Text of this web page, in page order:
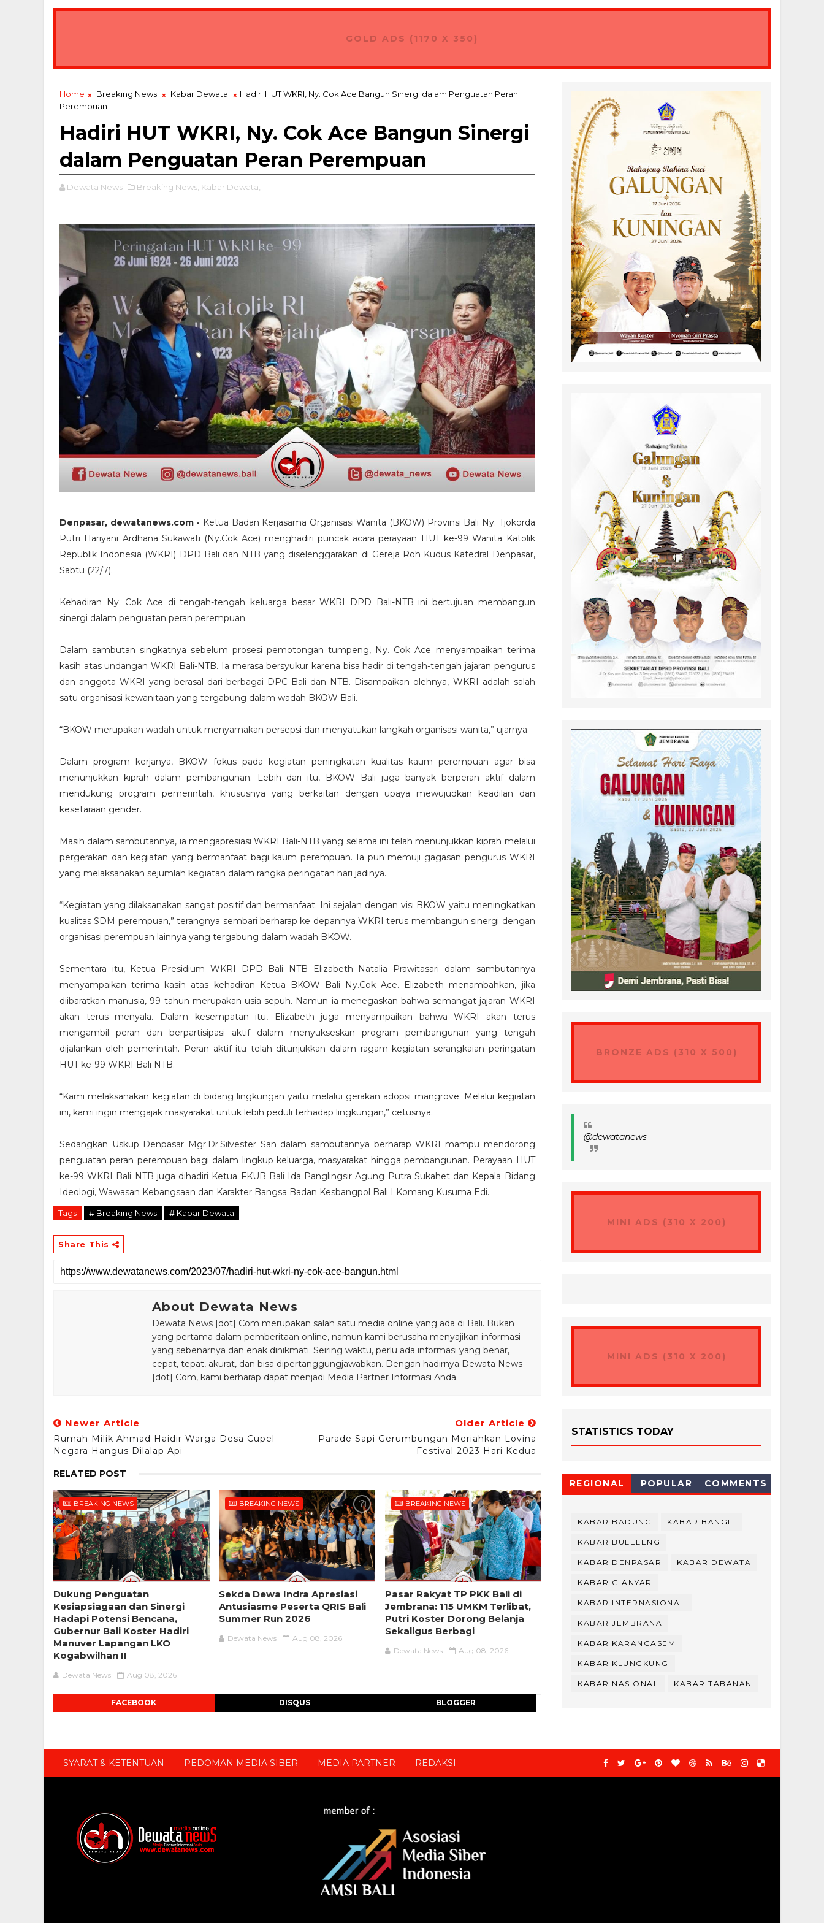
GOLD ADS (1170 X 350)
Home Breaking News Kabar Dewata
Hadiri HUT WKRI, Ny. Cok Ace Bangun Sinergi dalam Penguatan Peran
Perempuan
Hadiri HUT WKRI, Ny. Cok Ace Bangun Sinergi
dalam Penguatan Peran Perempuan
Dewata News Breaking News, Kabar Dewata,
Denpasar, dewatanews.com - Ketua Badan Kerjasama Organisasi Wanita (BKOW) Provinsi Bali Ny. Tjokorda
Putri Hariyani Ardhana Sukawati (Ny.Cok Ace) menghadiri puncak acara perayaan HUT ke-99 Wanita Katolik
Republik Indonesia (WKRI) DPD Bali dan NTB yang diselenggarakan di Gereja Roh Kudus Katedral Denpasar,
Sabtu (22/7).
Kehadiran Ny. Cok Ace di tengah-tengah keluarga besar WKRI DPD Bali-NTB ini bertujuan membangun
sinergi dalam penguatan peran perempuan.
Dalam sambutan singkatnya sebelum prosesi pemotongan tumpeng, Ny. Cok Ace menyampaikan terima
kasih atas undangan WKRI Bali-NTB. Ia merasa bersyukur karena bisa hadir di tengah-tengah jajaran pengurus
dan anggota WKRI yang berasal dari berbagai DPC Bali dan NTB. Disampaikan olehnya, WKRI adalah salah
satu organisasi kewanitaan yang tergabung dalam wadah BKOW Bali.
“BKOW merupakan wadah untuk menyamakan persepsi dan menyatukan langkah organisasi wanita,” ujarnya.
Dalam program kerjanya, BKOW fokus pada kegiatan peningkatan kualitas kaum perempuan agar bisa
menunjukkan kiprah dalam pembangunan. Lebih dari itu, BKOW Bali juga banyak berperan aktif dalam
mendukung program pemerintah, khususnya yang berkaitan dengan upaya mewujudkan keadilan dan
kesetaraan gender.
Masih dalam sambutannya, ia mengapresiasi WKRI Bali-NTB yang selama ini telah menunjukkan kiprah melalui
pergerakan dan kegiatan yang bermanfaat bagi kaum perempuan. Ia pun memuji gagasan pengurus WKRI
yang melaksanakan sejumlah kegiatan dalam rangka peringatan hari jadinya.
“Kegiatan yang dilaksanakan sangat positif dan bermanfaat. Ini sejalan dengan visi BKOW yaitu meningkatkan
kualitas SDM perempuan,” terangnya sembari berharap ke depannya WKRI terus membangun sinergi dengan
organisasi perempuan lainnya yang tergabung dalam wadah BKOW.
Sementara itu, Ketua Presidium WKRI DPD Bali NTB Elizabeth Natalia Prawitasari dalam sambutannya
menyampaikan terima kasih atas kehadiran Ketua BKOW Bali Ny.Cok Ace. Elizabeth menambahkan, jika
diibaratkan manusia, 99 tahun merupakan usia sepuh. Namun ia menegaskan bahwa semangat jajaran WKRI
akan terus menyala. Dalam kesempatan itu, Elizabeth juga menyampaikan bahwa WKRI akan terus
mengambil peran dan berpartisipasi aktif dalam menyukseskan program pembangunan yang tengah
dijalankan oleh pemerintah. Peran aktif itu telah ditunjukkan dalam ragam kegiatan serangkaian peringatan
HUT ke-99 WKRI Bali NTB.
“Kami melaksanakan kegiatan di bidang lingkungan yaitu melalui gerakan adopsi mangrove. Melalui kegiatan
ini, kami ingin mengajak masyarakat untuk lebih peduli terhadap lingkungan,” cetusnya.
Sedangkan Uskup Denpasar Mgr.Dr.Silvester San dalam sambutannya berharap WKRI mampu mendorong
penguatan peran perempuan bagi dalam lingkup keluarga, masyarakat hingga pembangunan. Perayaan HUT
ke-99 WKRI Bali NTB juga dihadiri Ketua FKUB Bali Ida Panglingsir Agung Putra Sukahet dan Kepala Bidang
Ideologi, Wawasan Kebangsaan dan Karakter Bangsa Badan Kesbangpol Bali I Komang Kusuma Edi.
Tags # Breaking News # Kabar Dewata
Share This
About Dewata News
Dewata News [dot] Com merupakan salah satu media online yang ada di Bali. Bukan
yang pertama dalam pemberitaan online, namun kami berusaha menyajikan informasi
yang sebenarnya dan enak dinikmati. Seiring waktu, perlu ada informasi yang benar,
cepat, tepat, akurat, dan bisa dipertanggungjawabkan. Dengan hadirnya Dewata News
[dot] Com, kami berharap dapat menjadi Media Partner Informasi Anda.
Newer Article
Rumah Milik Ahmad Haidir Warga Desa Cupel
Negara Hangus Dilalap Api
Older Article
Parade Sapi Gerumbungan Meriahkan Lovina
Festival 2023 Hari Kedua
RELATED POST
BREAKING NEWS
Dukung Penguatan
Kesiapsiagaan dan Sinergi
Hadapi Potensi Bencana,
Gubernur Bali Koster Hadiri
Manuver Lapangan LKO
Kogabwilhan II
Dewata News Aug 08, 2026
BREAKING NEWS
Sekda Dewa Indra Apresiasi
Antusiasme Peserta QRIS Bali
Summer Run 2026
Dewata News Aug 08, 2026
BREAKING NEWS
Pasar Rakyat TP PKK Bali di
Jembrana: 115 UMKM Terlibat,
Putri Koster Dorong Belanja
Sekaligus Berbagi
Dewata News Aug 08, 2026
FACEBOOK DISQUS BLOGGER
BRONZE ADS (310 X 500)
@dewatanews
MINI ADS (310 X 200)
MINI ADS (310 X 200)
STATISTICS TODAY
REGIONAL POPULAR COMMENTS
KABAR BADUNG KABAR BANGLI
KABAR BULELENG
KABAR DENPASAR KABAR DEWATA
KABAR GIANYAR
KABAR INTERNASIONAL
KABAR JEMBRANA
KABAR KARANGASEM
KABAR KLUNGKUNG
KABAR NASIONAL KABAR TABANAN
SYARAT & KETENTUAN PEDOMAN MEDIA SIBER MEDIA PARTNER REDAKSI